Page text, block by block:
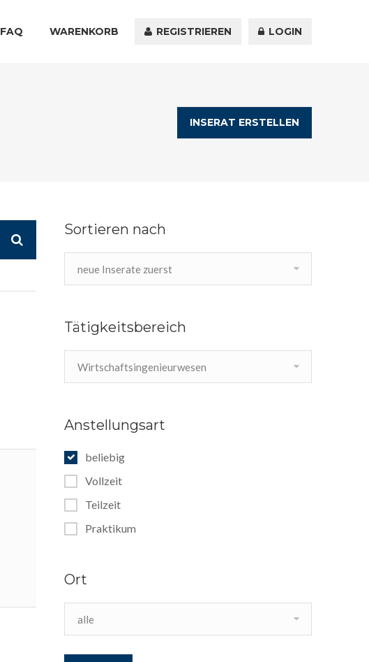
FAQ WARENKORB KONTAKT
REGISTRIEREN LOGIN
INSERAT ERSTELLEN
Sortieren nach
neue Inserate zuerst
Tätigkeitsbereich
Wirtschaftsingenieurwesen
Anstellungsart
beliebig
Vollzeit
Teilzeit
Praktikum
Ort
alle